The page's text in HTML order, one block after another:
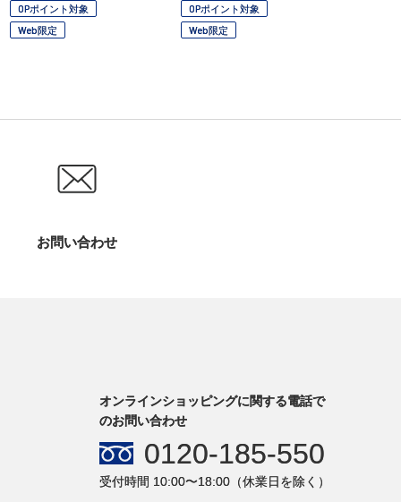
OPポイント対象
Web限定
OPポイント対象
Web限定
お問い合わせ
オンラインショッピングに関する電話で
のお問い合わせ
0120-185-550
受付時間 10:00〜18:00（休業日を除く）